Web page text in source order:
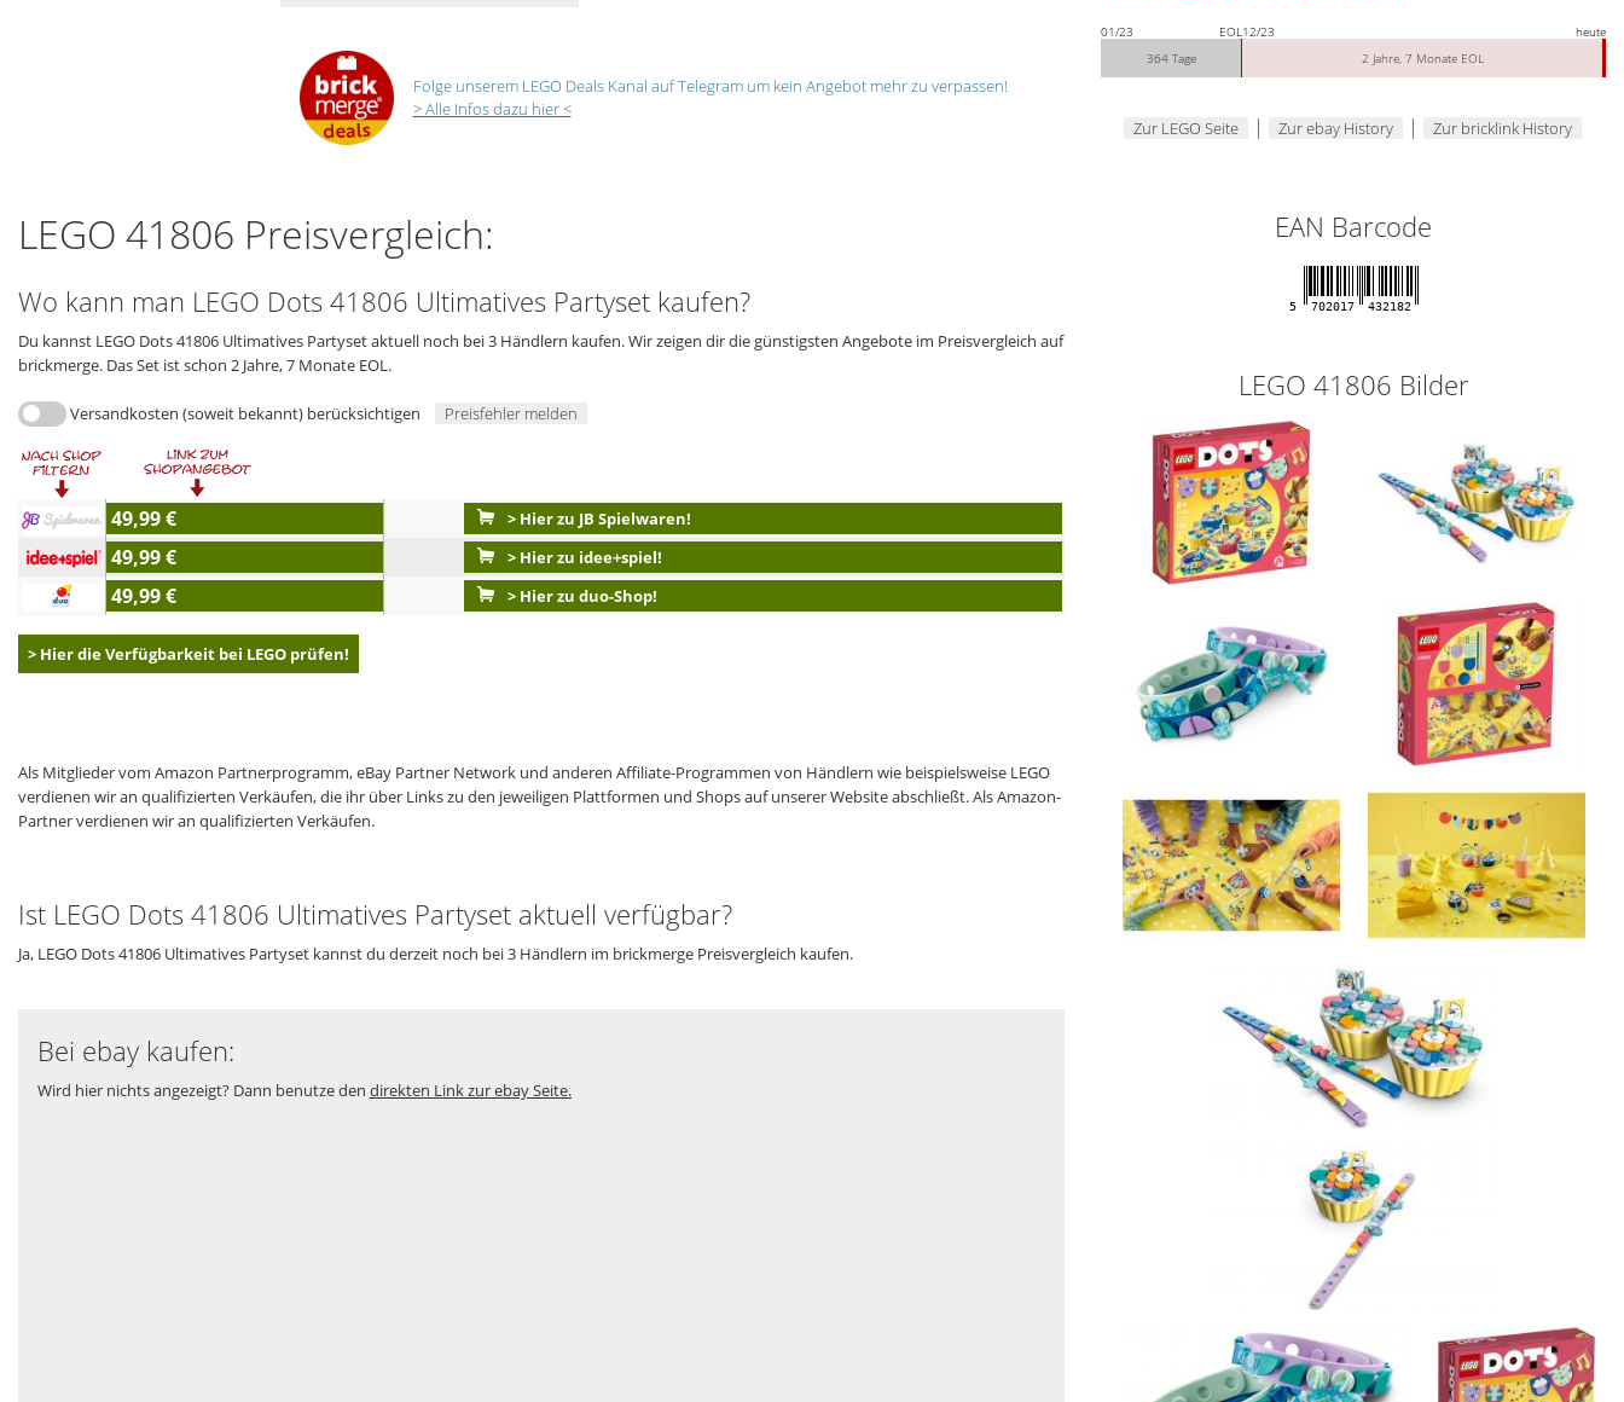
01/23 EOL 12/23
heute
364 Tage
2 Jahre, 7 Monate EOL
Zur LEGO Seite | Zur ebay History | Zur bricklink History
Folge unserem LEGO Deals Kanal auf Telegram um kein Angebot mehr zu verpassen!
> Alle Infos dazu hier <
LEGO 41806 Preisvergleich:
Wo kann man LEGO Dots 41806 Ultimatives Partyset kaufen?
Du kannst LEGO Dots 41806 Ultimatives Partyset aktuell noch bei 3 Händlern kaufen. Wir zeigen dir die günstigsten Angebote im Preisvergleich auf
brickmerge. Das Set ist schon 2 Jahre, 7 Monate EOL.
Versandkosten (soweit bekannt) berücksichtigen Preisfehler melden
49,99 € > Hier zu JB Spielwaren!
49,99 € > Hier zu idee+spiel!
49,99 € > Hier zu duo-Shop!
> Hier die Verfügbarkeit bei LEGO prüfen!
Als Mitglieder vom Amazon Partnerprogramm, eBay Partner Network und anderen Affiliate-Programmen von Händlern wie beispielsweise LEGO
verdienen wir an qualifizierten Verkäufen, die ihr über Links zu den jeweiligen Plattformen und Shops auf unserer Website abschließt. Als Amazon-
Partner verdienen wir an qualifizierten Verkäufen.
Ist LEGO Dots 41806 Ultimatives Partyset aktuell verfügbar?
Ja, LEGO Dots 41806 Ultimatives Partyset kannst du derzeit noch bei 3 Händlern im brickmerge Preisvergleich kaufen.
Bei ebay kaufen:
Wird hier nichts angezeigt? Dann benutze den direkten Link zur ebay Seite.
EAN Barcode
5 702017 432182
LEGO 41806 Bilder